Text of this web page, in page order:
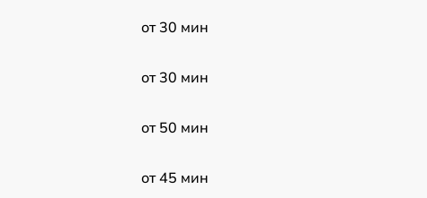
от 30 мин
от 30 мин
от 50 мин
от 45 мин